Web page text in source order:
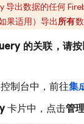
导出数据的任何
果适用）导出所有数
的关联，请
控制台中，前往集
卡片中，点击管